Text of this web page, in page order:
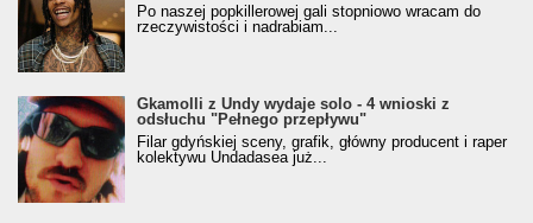
Po naszej popkillerowej gali stopniowo wracam do
rzeczywistości i nadrabiam...
Gkamolli z Undy wydaje solo - 4 wnioski z
odsłuchu "Pełnego przepływu"
Filar gdyńskiej sceny, grafik, główny producent i raper
kolektywu Undadasea już...